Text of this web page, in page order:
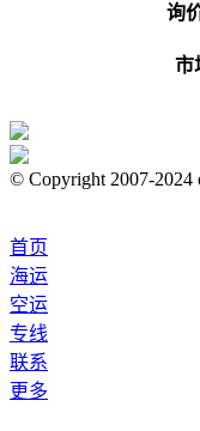
询
市
© Copyright 2007-2024
首页
海运
空运
专线
联系
更多